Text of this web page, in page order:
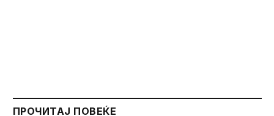
ПРОЧИТАЈ ПОВЕЌЕ